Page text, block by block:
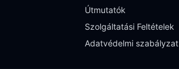
Útmutatók
Szolgáltatási Feltételek
Adatvédelmi szabályzat